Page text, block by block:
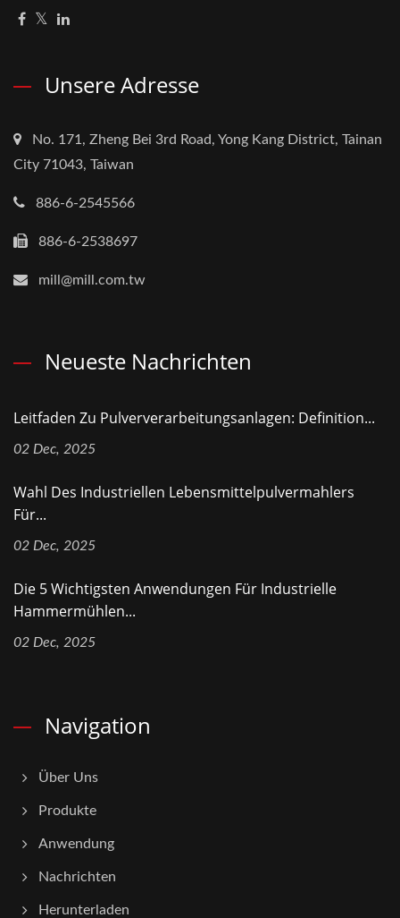
Unsere Adresse
No. 171, Zheng Bei 3rd Road, Yong Kang District, Tainan
City 71043, Taiwan
886-6-2545566
886-6-2538697
mill@mill.com.tw
Neueste Nachrichten
Leitfaden Zu Pulververarbeitungsanlagen: Definition...
02 Dec, 2025
Wahl Des Industriellen Lebensmittelpulvermahlers
Für...
02 Dec, 2025
Die 5 Wichtigsten Anwendungen Für Industrielle
Hammermühlen...
02 Dec, 2025
Navigation
Über Uns
Produkte
Anwendung
Nachrichten
Herunterladen